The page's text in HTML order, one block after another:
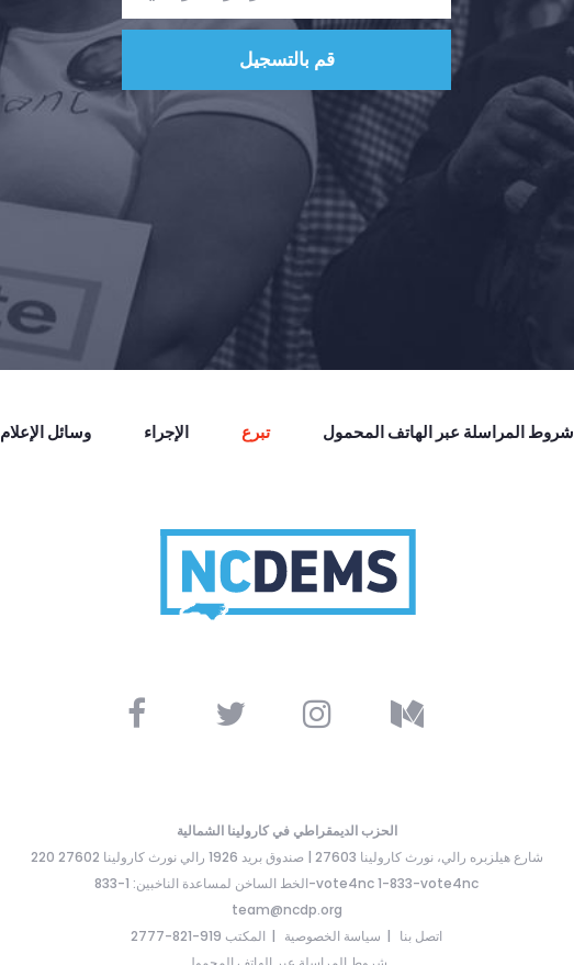
وسائل الإعلام الإجراء تبرع شروط المراسلة عبر الهاتف المحمول
الحزب الديمقراطي في كارولينا الشمالية
220 شارع هيلزبره رالي، نورث كارولينا 27603 | صندوق بريد 1926 رالي نورث كارولينا 27602
الخط الساخن لمساعدة الناخبين: 1-833-vote4nc 1-833-vote4nc
team@ncdp.org
المكتب 919-821-2777
سياسة الخصوصية
اتصل بنا